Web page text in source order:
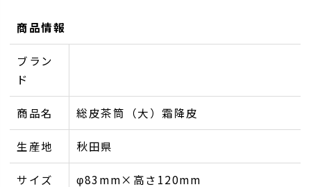
商品情報
ブラン
ド
商品名 総皮茶筒（大）霜降皮
生産地 秋田県
サイズ φ83mm×高さ120mm